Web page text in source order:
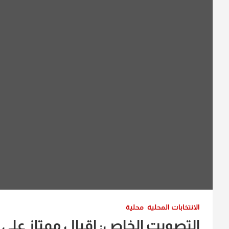
الانتخابات المحلية محلية
التصويت الخاص: اقبال ممتاز على